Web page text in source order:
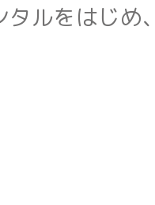
ルをはじめ